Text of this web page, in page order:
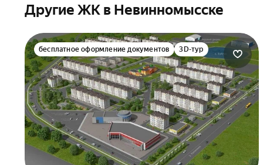
Другие ЖК в Невинномысске
бесплатное оформление документов 3D-тур